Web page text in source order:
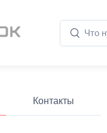
Контакты